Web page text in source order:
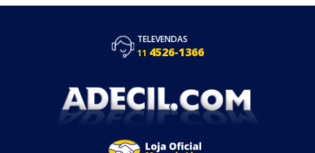
TELEVENDAS
11 4526-1366